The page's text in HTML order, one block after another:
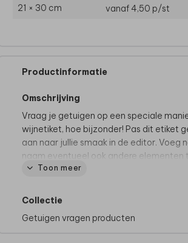
21 × 30 cm vanaf 4,50 p/st
Productinformatie
Omschrijving
Vraag je getuigen op een speciale
wijnetiket, hoe bijzonder! Pas dit etiket
aan naar jullie smaak in de editor. Voeg
naam eventueel ook andere elementen
maak je het wijnetiket helemaal eigen.
Specificaties:
• Aantal etiketten per vel: 5
Toon meer
Collectie
Getuigen vragen producten